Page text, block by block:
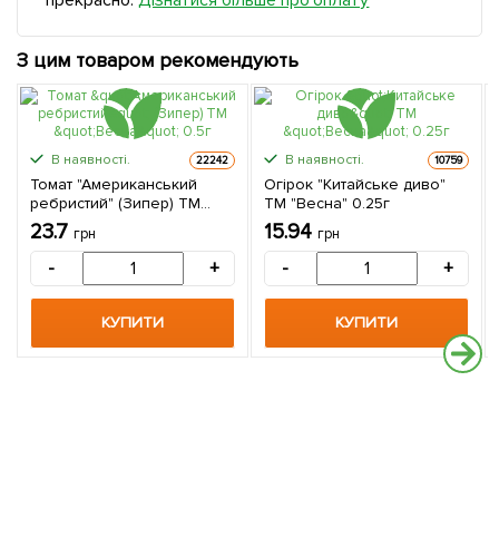
З цим товаром рекомендують
В наявності. 22242
Томат "Американський
ребристий" (Зипер) ТМ
"Весна" 0.5г
23.7 грн
- +
КУПИТИ
В наявності. 10759
Огірок "Китайське диво"
ТМ "Весна" 0.25г
15.94 грн
- +
КУПИТИ